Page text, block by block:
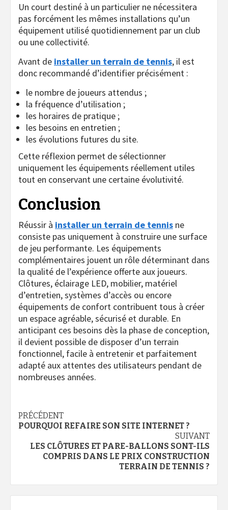
Un court destiné à un particulier ne nécessitera
pas forcément les mêmes installations qu’un
équipement utilisé quotidiennement par un club
ou une collectivité.
Avant de installer un terrain de tennis, il est
donc recommandé d’identifier précisément :
le nombre de joueurs attendus ;
la fréquence d’utilisation ;
les horaires de pratique ;
les besoins en entretien ;
les évolutions futures du site.
Cette réflexion permet de sélectionner
uniquement les équipements réellement utiles
tout en conservant une certaine évolutivité.
Conclusion
Réussir à installer un terrain de tennis ne
consiste pas uniquement à construire une surface
de jeu performante. Les équipements
complémentaires jouent un rôle déterminant dans
la qualité de l’expérience offerte aux joueurs.
Clôtures, éclairage LED, mobilier, matériel
d’entretien, systèmes d’accès ou encore
équipements de confort contribuent tous à créer
un espace agréable, sécurisé et durable. En
anticipant ces besoins dès la phase de conception,
il devient possible de disposer d’un terrain
fonctionnel, facile à entretenir et parfaitement
adapté aux attentes des utilisateurs pendant de
nombreuses années.
Navigation
d’article
PRÉCÉDENT
POURQUOI REFAIRE SON SITE INTERNET ?
SUIVANT
LES CLÔTURES ET PARE-BALLONS SONT-ILS
COMPRIS DANS LE PRIX CONSTRUCTION
TERRAIN DE TENNIS ?